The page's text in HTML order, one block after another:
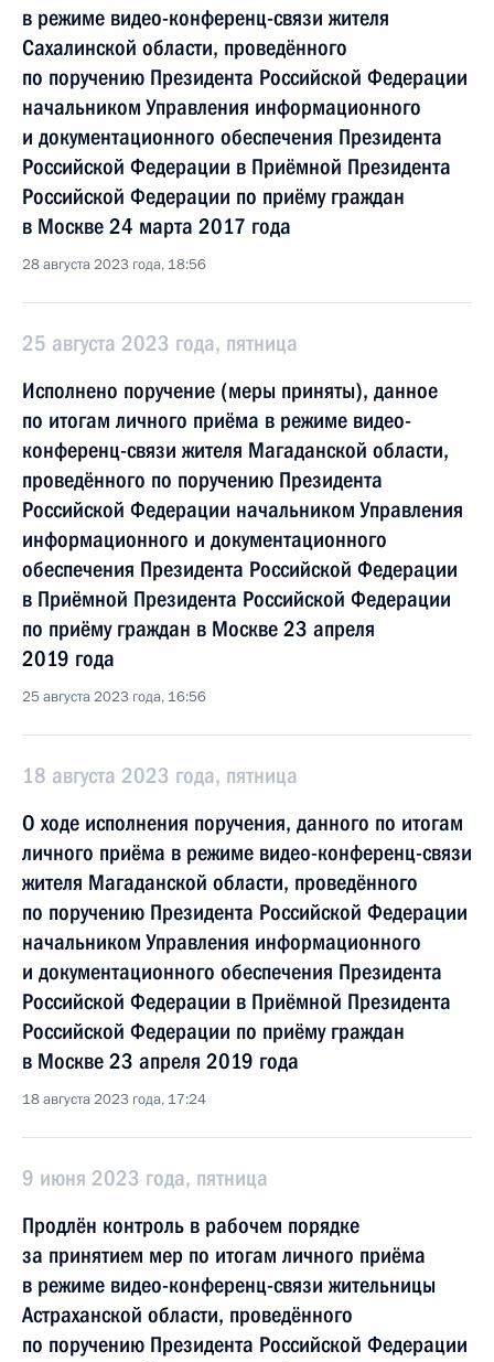
в режиме видео-конференц-связи жителя
Сахалинской области, проведённого
по поручению Президента Российской Федерации
начальником Управления информационного
и документационного обеспечения Президента
Российской Федерации в Приёмной Президента
Российской Федерации по приёму граждан
в Москве 24 марта 2017 года
28 августа 2023 года, 18:56
25 августа 2023 года, пятница
Исполнено поручение (меры приняты), данное
по итогам личного приёма в режиме видео-
конференц-связи жителя Магаданской области,
проведённого по поручению Президента
Российской Федерации начальником Управления
информационного и документационного
обеспечения Президента Российской Федерации
в Приёмной Президента Российской Федерации
по приёму граждан в Москве 23 апреля
2019 года
25 августа 2023 года, 16:56
18 августа 2023 года, пятница
О ходе исполнения поручения, данного по итогам
личного приёма в режиме видео-конференц-связи
жителя Магаданской области, проведённого
по поручению Президента Российской Федерации
начальником Управления информационного
и документационного обеспечения Президента
Российской Федерации в Приёмной Президента
Российской Федерации по приёму граждан
в Москве 23 апреля 2019 года
18 августа 2023 года, 17:24
9 июня 2023 года, пятница
Продлён контроль в рабочем порядке
за принятием мер по итогам личного приёма
в режиме видео-конференц-связи жительницы
Астраханской области, проведённого
по поручению Президента Российской Федерации